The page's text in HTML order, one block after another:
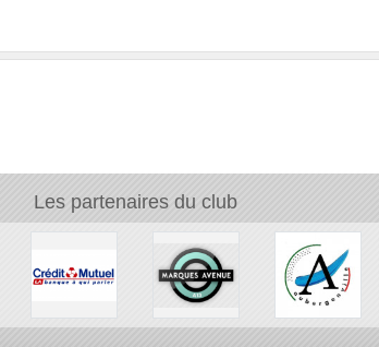
Les partenaires du club